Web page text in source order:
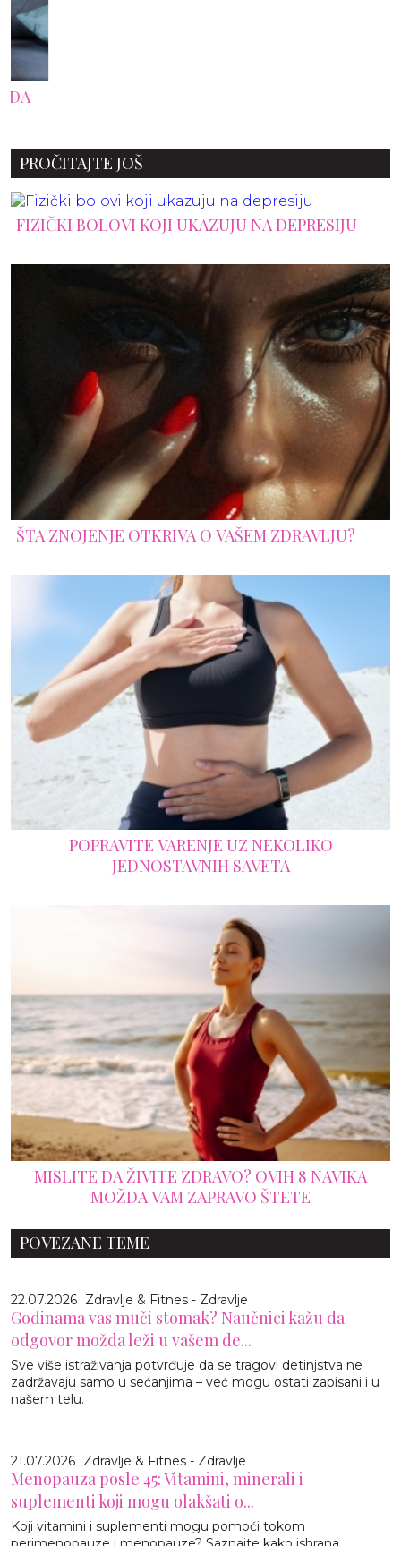
PROČITAJTE JOŠ
FIZIČKI BOLOVI KOJI UKAZUJU NA DEPRESIJU
ŠTA ZNOJENJE OTKRIVA O VAŠEM ZDRAVLJU?
POPRAVITE VARENJE UZ NEKOLIKO
JEDNOSTAVNIH SAVETA
MISLITE DA ŽIVITE ZDRAVO? OVIH 8 NAVIKA
MOŽDA VAM ZAPRAVO ŠTETE
POVEZANE TEME
22.07.2026 Zdravlje & Fitnes - Zdravlje
Godinama vas muči stomak? Naučnici kažu da
odgovor možda leži u vašem de...
Sve više istraživanja potvrđuje da se tragovi detinjstva ne
zadržavaju samo u sećanjima – već mogu ostati zapisani i u
našem telu.
21.07.2026 Zdravlje & Fitnes - Zdravlje
Menopauza posle 45: Vitamini, minerali i
suplementi koji mogu olakšati o...
Koji vitamini i suplementi mogu pomoći tokom